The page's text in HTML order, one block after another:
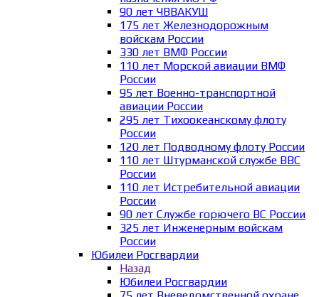
90 лет ЧВВАКУШ
175 лет Железнодорожным
войскам России
330 лет ВМФ России
110 лет Морской авиации ВМФ
России
95 лет Военно-транспортной
авиации России
295 лет Тихоокеанскому флоту
России
120 лет Подводному флоту России
110 лет Штурманской службе ВВС
России
110 лет Истребительной авиации
России
90 лет Службе горючего ВС России
325 лет Инженерным войскам
России
Юбилеи Росгвардии
Назад
Юбилеи Росгвардии